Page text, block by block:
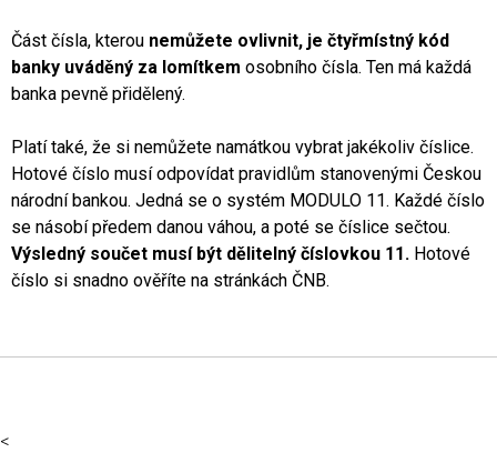
Část čísla, kterou nemůžete ovlivnit, je čtyřmístný kód
banky uváděný za lomítkem osobního čísla. Ten má každá
banka pevně přidělený.
Platí také, že si nemůžete namátkou vybrat jakékoliv číslice.
Hotové číslo musí odpovídat pravidlům stanovenými Českou
národní bankou. Jedná se o systém MODULO 11. Každé číslo
se násobí předem danou váhou, a poté se číslice sečtou.
Výsledný součet musí být dělitelný číslovkou 11. Hotové
číslo si snadno ověříte na stránkách ČNB.
<